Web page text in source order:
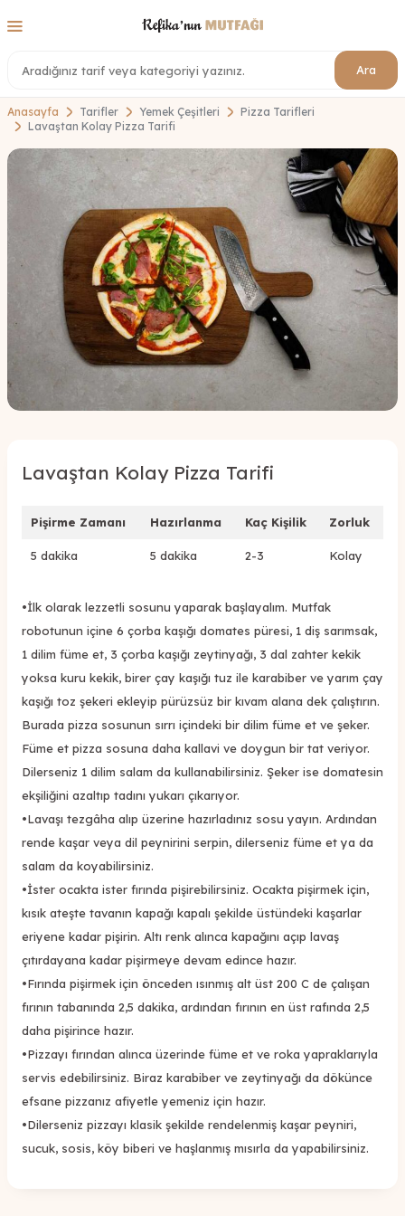
Ara
Anasayfa Tarifler Yemek Çeşitleri
Pizza Tarifleri
Lavaştan Kolay Pizza Tarifi
Lavaştan Kolay Pizza Tarifi
Pişirme Zamanı Hazırlanma Kaç Kişilik Zorluk
5 dakika 5 dakika 2-3 Kolay
•İlk olarak lezzetli sosunu yaparak başlayalım. Mutfak
robotunun içine 6 çorba kaşığı domates püresi, 1 diş sarımsak,
1 dilim füme et, 3 çorba kaşığı zeytinyağı, 3 dal zahter kekik
yoksa kuru kekik, birer çay kaşığı tuz ile karabiber ve yarım çay
kaşığı toz şekeri ekleyip pürüzsüz bir kıvam alana dek çalıştırın.
Burada pizza sosunun sırrı içindeki bir dilim füme et ve şeker.
Füme et pizza sosuna daha kallavi ve doygun bir tat veriyor.
Dilerseniz 1 dilim salam da kullanabilirsiniz. Şeker ise domatesin
ekşiliğini azaltıp tadını yukarı çıkarıyor.
•Lavaşı tezgâha alıp üzerine hazırladınız sosu yayın. Ardından
rende kaşar veya dil peynirini serpin, dilerseniz füme et ya da
salam da koyabilirsiniz.
•İster ocakta ister fırında pişirebilirsiniz. Ocakta pişirmek için,
kısık ateşte tavanın kapağı kapalı şekilde üstündeki kaşarlar
eriyene kadar pişirin. Altı renk alınca kapağını açıp lavaş
çıtırdayana kadar pişirmeye devam edince hazır.
•Fırında pişirmek için önceden ısınmış alt üst 200 C de çalışan
fırının tabanında 2,5 dakika, ardından fırının en üst rafında 2,5
daha pişirince hazır.
•Pizzayı fırından alınca üzerinde füme et ve roka yapraklarıyla
servis edebilirsiniz. Biraz karabiber ve zeytinyağı da dökünce
efsane pizzanız afiyetle yemeniz için hazır.
•Dilerseniz pizzayı klasik şekilde rendelenmiş kaşar peyniri,
sucuk, sosis, köy biberi ve haşlanmış mısırla da yapabilirsiniz.